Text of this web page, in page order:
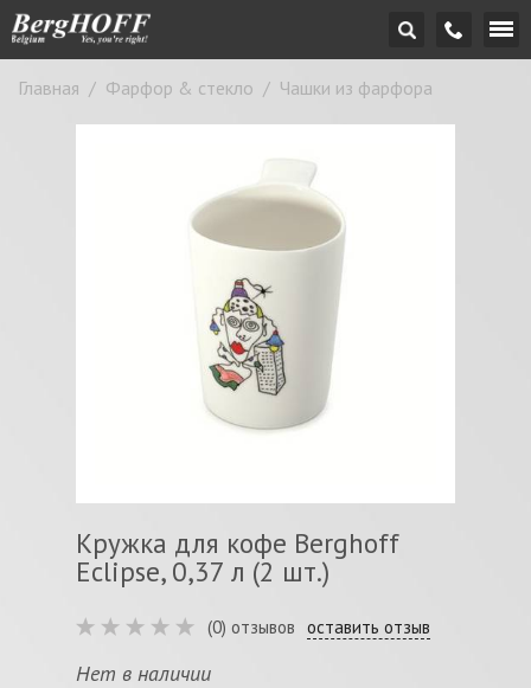
Главная / Фарфор & стекло / Чашки из фарфора
Кружка для кофе Berghoff
Eclipse, 0,37 л (2 шт.)
(0) отзывов оставить отзыв
Нет в наличии